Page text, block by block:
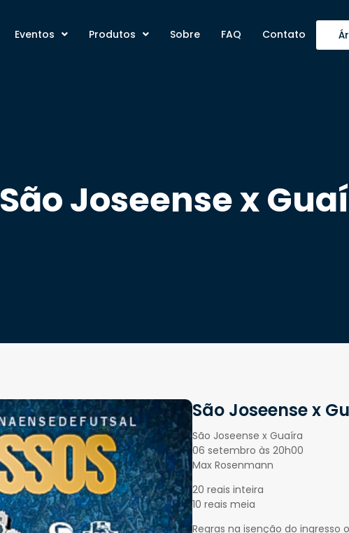
Eventos Produtos Sobre FAQ Contato
São Joseense x
São Joseense x
São Joseense x Guaíra
06 setembro às 20h00
Max Rosenmann
20 reais inteira
10 reais meia
Regras na isenção do ingresso